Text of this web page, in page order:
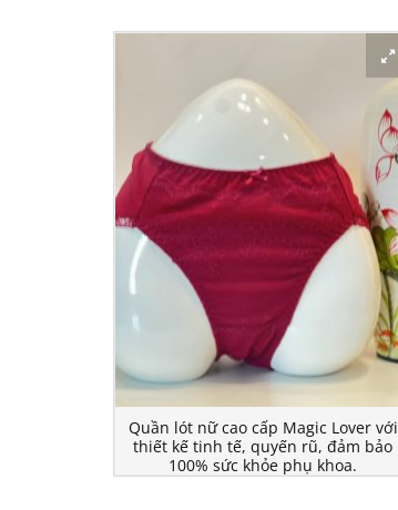
Quần lót nữ cao cấp Magic Lover với
thiết kế tinh tế, quyến rũ, đảm bảo
100% sức khỏe phụ khoa.